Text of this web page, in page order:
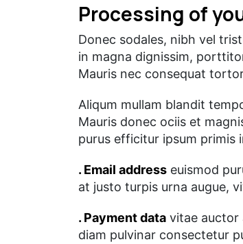
Processing of
Donec sodales, nibh vel
in magna dignissim,
Mauris nec consequat
Aliqum mullam blandit
Mauris donec ociis et
purus efficitur ipsum primis
. Email address euismod
at justo turpis urna augue,
. Payment data vitae auctor
diam pulvinar consectetur